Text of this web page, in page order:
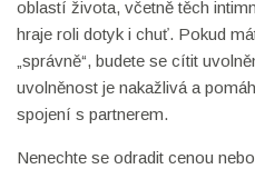
oblastí života, včetně těch
hraje roli dotyk i chuť. Pokud
„správně“, budete se cítit
uvolněnost je nakažlivá a
spojení s partnerem.
Nenechte se odradit cenou